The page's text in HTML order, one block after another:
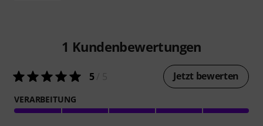
1 Kundenbewertungen
5/ 5 Jetzt bewerten
VERARBEITUNG